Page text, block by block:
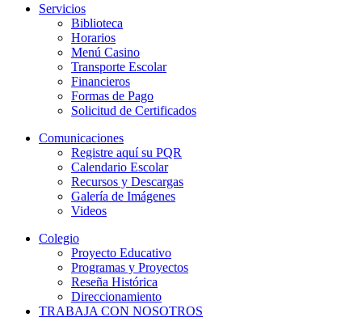
Servicios
Biblioteca
Horarios
Menú Casino
Transporte Escolar
Financieros
Formas de Pago
Solicitud de Certificados
Comunicaciones
Registre aquí su PQR
Calendario Escolar
Recursos y Descargas
Galería de Imágenes
Videos
Colegio
Proyecto Educativo
Programas y Proyectos
Reseña Histórica
Direccionamiento
TRABAJA CON NOSOTROS